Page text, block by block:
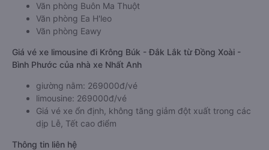
Văn phòng Buôn Ma Thuột
Văn phòng Ea H'leo
Văn phòng Eawy
Giá vé xe limousine đi Krông Búk - Đắk Lắk từ Đồng Xoài -
Bình Phước của nhà xe Nhất Anh
giường nằm: 269000đ/vé
limousine: 269000đ/vé
Giá vé xe ổn định, không tăng giảm đột xuất trong các
dịp Lễ, Tết cao điểm
Thông tin liên hệ